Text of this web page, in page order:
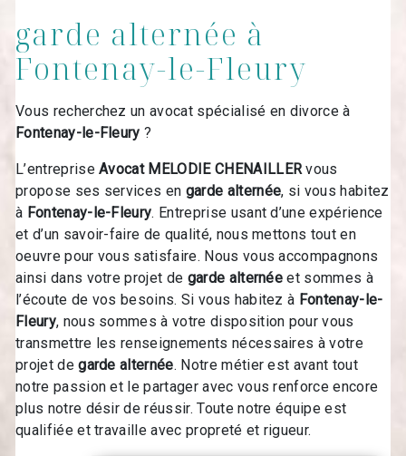
garde alternée à
Fontenay-le-Fleury
Vous recherchez un avocat spécialisé en divorce à
Fontenay-le-Fleury ?
L’entrepriseAvocat MELODIE CHENAILLERvous
propose ses services en garde alternée, si vous habitez
à Fontenay-le-Fleury. Entreprise usant d’une expérience
et d’un savoir-faire de qualité, nous mettons tout en
oeuvre pour vous satisfaire. Nous vous accompagnons
ainsi dans votre projet de garde alternée et sommes à
l’écoute de vos besoins. Si vous habitez à Fontenay-le-
Fleury, nous sommes à votre disposition pour vous
transmettre les renseignements nécessaires à votre
projet degarde alternée. Notre métier est avant tout
notre passion et le partager avec vous renforce encore
plus notre désir de réussir. Toute notre équipe est
qualifiée et travaille avec propreté et rigueur.